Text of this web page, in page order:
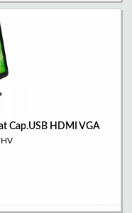
Cap.USB HDMI VGA